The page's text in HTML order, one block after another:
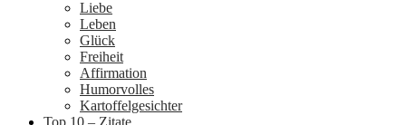
Liebe
Leben
Glück
Freiheit
Affirmation
Humorvolles
Kartoffelgesichter
Top 10 – Zitate